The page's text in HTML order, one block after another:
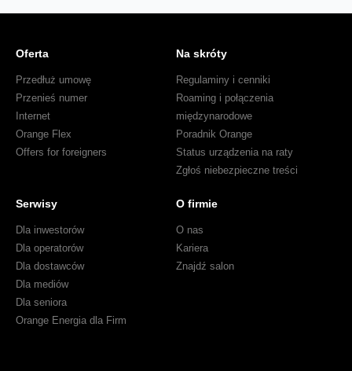
Oferta
Przedłuż umowę
Przenieś numer
Internet
Orange Flex
Offers for foreigners
Na skróty
Regulaminy i cenniki
Roaming i połączenia
międzynarodowe
Poradnik Orange
Status urządzenia na raty
Zgłoś niebezpieczne treści
Serwisy
Dla inwestorów
Dla operatorów
Dla dostawców
Dla mediów
Dla seniora
Orange Energia dla Firm
O firmie
O nas
Kariera
Znajdź salon